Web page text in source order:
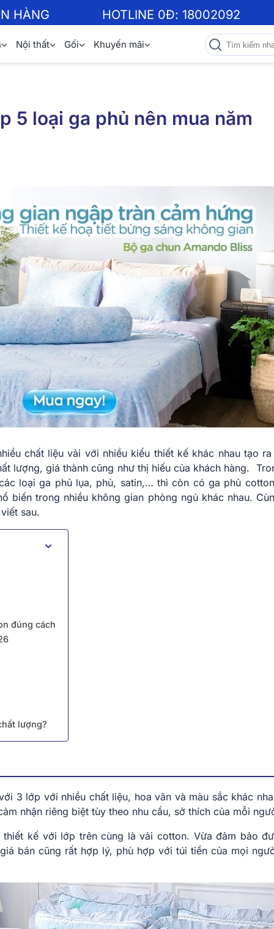
HÀNG HOTLINE 0Đ: 18002092
Nội thất Gối Khuyến mãi
5 loại ga phủ nên mua năm
chất liệu vải với nhiều kiểu thiết kế khác nhau tạo
lượng, giá thành cũng như thị hiếu của khách hàng.
loại ga phủ lụa, phủ, satin,… thì còn có ga phủ
biến trong nhiều không gian phòng ngủ khác nhau.
sau.
đúng cách
lượng?
3 lớp với nhiều chất liệu, hoa văn và màu sắc khác
nhận riêng biệt tùy theo nhu cầu, sở thích của mỗi
kế với lớp trên cùng là vải cotton. Vừa đảm bảo
bán cũng rất hợp lý, phù hợp với túi tiền của mọi